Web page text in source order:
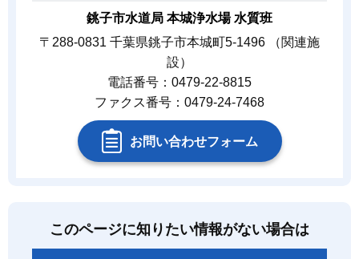
銚子市水道局 本城浄水場 水質班
〒288-0831 千葉県銚子市本城町5-1496 （関連施
設）
電話番号：0479-22-8815
ファクス番号：0479-24-7468
お問い合わせフォーム
このページに知りたい情報がない場合は